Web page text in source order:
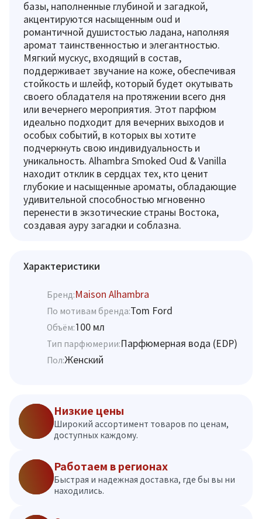
базы, наполненные глубиной и загадкой,
акцентируются насыщенным oud и
романтичной душистостью ладана, наполняя
аромат таинственностью и элегантностью.
Мягкий мускус, входящий в состав,
поддерживает звучание на коже, обеспечивая
стойкость и шлейф, который будет окутывать
своего обладателя на протяжении всего дня
или вечернего мероприятия. Этот парфюм
идеально подходит для вечерних выходов и
особых событий, в которых вы хотите
подчеркнуть свою индивидуальность и
уникальность. Alhambra Smoked Oud & Vanilla
находит отклик в сердцах тех, кто ценит
глубокие и насыщенные ароматы, обладающие
удивительной способностью мгновенно
перенести в экзотические страны Востока,
создавая ауру загадки и соблазна.
Характеристики
Бренд:Maison Alhambra
По мотивам бренда:Tom Ford
Объём:100 мл
Тип парфюмерии:Парфюмерная вода (EDP)
Пол:Женский
Низкие цены
Широкий ассортимент товаров по ценам,
доступных каждому.
Работаем в регионах
Быстрая и надежная доставка, где бы вы ни
находились.